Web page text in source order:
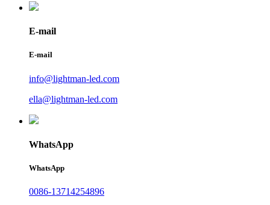
E-mail
E-mail
info@lightman-led.com
ella@lightman-led.com
WhatsApp
WhatsApp
0086-13714254896